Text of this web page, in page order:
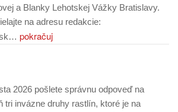
a Blanky Lehotskej Vážky Bratislavy.
na adresu redakcie:
pokračuj
2026 pošlete správnu odpoveď na
tri invázne druhy rastlín, ktoré je na